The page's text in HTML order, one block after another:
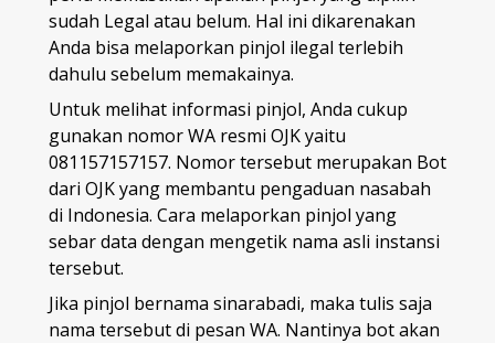
sudah Legal atau belum. Hal ini dikarenakan
Anda bisa melaporkan pinjol ilegal terlebih
dahulu sebelum memakainya.
Untuk melihat informasi pinjol, Anda cukup
gunakan nomor WA resmi OJK yaitu
081157157157. Nomor tersebut merupakan Bot
dari OJK yang membantu pengaduan nasabah
di Indonesia. Cara melaporkan pinjol yang
sebar data dengan mengetik nama asli instansi
tersebut.
Jika pinjol bernama sinarabadi, maka tulis saja
nama tersebut di pesan WA. Nantinya bot akan